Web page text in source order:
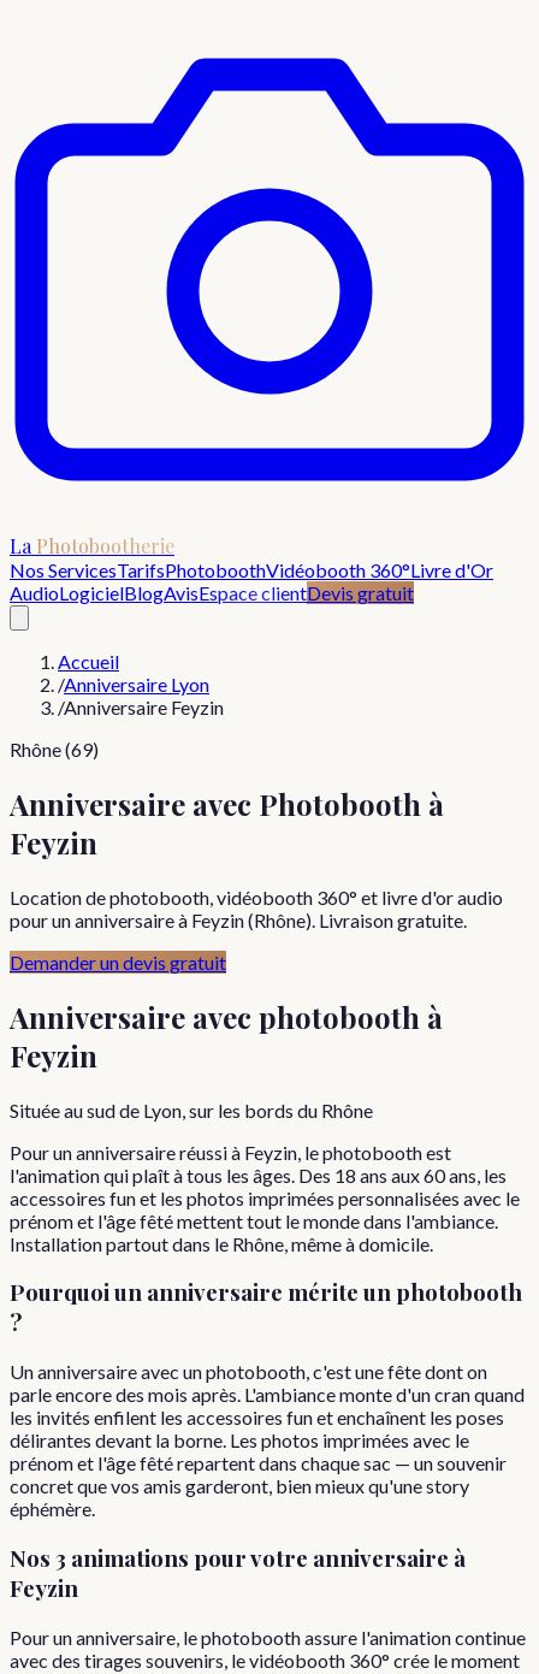
La Photobootherie
Nos ServicesTarifsPhotoboothVidéobooth 360°Livre d'Or
AudioLogicielBlogAvisEspace clientDevis gratuit
Accueil
/Anniversaire Lyon
/Anniversaire Feyzin
Rhône (69)
Anniversaire avec Photobooth à
Feyzin
Location de photobooth, vidéobooth 360° et livre d'or audio
pour un anniversaire à Feyzin (Rhône). Livraison gratuite.
Demander un devis gratuit
Anniversaire avec photobooth à
Feyzin
Située au sud de Lyon, sur les bords du Rhône
Pour un anniversaire réussi à Feyzin, le photobooth est
l'animation qui plaît à tous les âges. Des 18 ans aux 60 ans, les
accessoires fun et les photos imprimées personnalisées avec le
prénom et l'âge fêté mettent tout le monde dans l'ambiance.
Installation partout dans le Rhône, même à domicile.
Pourquoiun anniversaire mérite un photobooth
?
Un anniversaire avec un photobooth, c'est une fête dont on
parle encore des mois après. L'ambiance monte d'un cran quand
les invités enfilent les accessoires fun et enchaînent les poses
délirantes devant la borne. Les photos imprimées avec le
prénom et l'âge fêté repartent dans chaque sac — un souvenir
concret que vos amis garderont, bien mieux qu'une story
éphémère.
Nos 3 animations pour votre anniversaire à
Feyzin
Pour un anniversaire, le photobooth assure l'animation continue
avec des tirages souvenirs, le vidéobooth 360° crée le moment